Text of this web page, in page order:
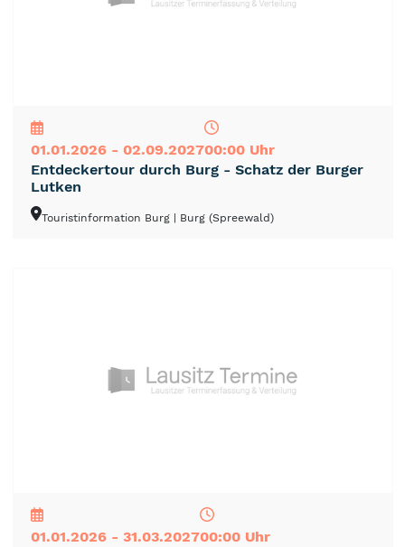
01.01.2026 - 02.09.202700:00 Uhr
Entdeckertour durch Burg - Schatz der Burger
Lutken
Touristinformation Burg | Burg (Spreewald)
01.01.2026 - 31.03.202700:00 Uhr